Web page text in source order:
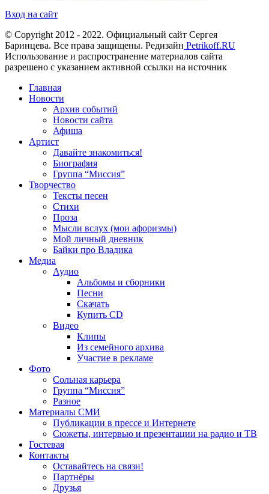
Вход на сайт
© Copyright 2012 - 2022. Официальный сайт Сергея
Баринцева. Все права защищены. Редизайн Petrikoff.RU
Использование и распространение материалов сайта
разрешено с указанием активной ссылки на источник
Главная
Новости
Архив событий
Новости сайта
Афиша
Артист
Давайте знакомиться!
Биография
Группа “Миссия”
Творчество
Тексты песен
Стихи
Проза
Мысли вслух (мои афоризмы)
Мой личный дневник
Байки про Владика
Медиа
Аудио
Альбомы и сборники
Песни
Скачать
Купить CD
Видео
Клипы
Из семейного архива
Участие в рекламе
Фото
Сольная карьера
Группа “Миссия”
Разное
Материалы СМИ
Публикации в прессе и Интернете
Сюжеты, интервью и презентации на радио и ТВ
Гостевая
Контакты
Оставайтесь на связи!
Партнёры
Друзья